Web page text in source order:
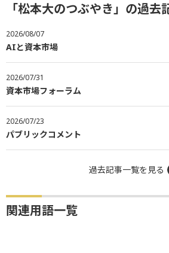
「松本大のつぶやき」の過去
2026/08/07
AIと資本市場
2026/07/31
資本市場フォーラム
2026/07/23
パブリックコメント
過去記事一覧を見る
関連用語一覧